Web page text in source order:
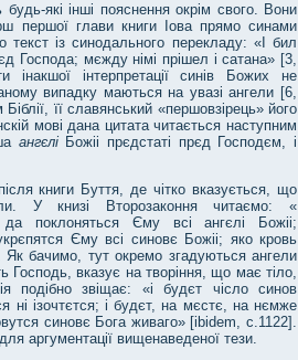
які інші пояснення окрім свого. Вони
першої глави книги Іова прямо синами
із синодального перекладу: «І бил
Господа; мєжду німі прішел і сатана» [3,
інтерпретації синів Божих не
випадку маються на увазі ангели [6,
її славянський «першовзірець» його
мові дана цитата читається наступним
ангєлі Божіі прєдстаті прєд Господєм, і
книги Буття, де чітко вказується, що
У книзі Второзаконня читаємо: «
поклоняться Єму всі ангєлі Божіі;
Єму всі синовє Божіі; яко кровь
бачимо, тут окремо згадуються ангели
Господь, вказує на творіння, що має тіло,
подібно звіщає: «і будєт чісло синов
ні ізочтєтся; і будєт, на мєстє, на нємже
синовє Бога живаго» [ibidem, с.1122].
аргументації вищенаведеної тези.